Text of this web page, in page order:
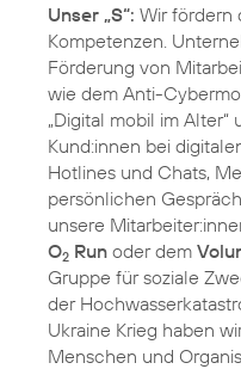
Unser „S“: Wir fördern
Kompetenzen.
Förderung von
wie dem Anti-
„Digital mobil im Alter“
Kund:innen bei
Hotlines und Chats,
persönlichen
unsere
O2 Run oder dem
Gruppe für soziale
der
Ukraine Krieg haben
Menschen und